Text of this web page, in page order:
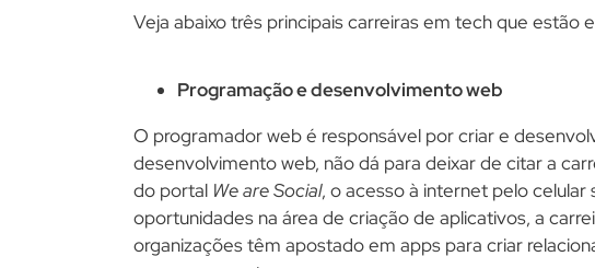
Veja abaixo três principais carreiras em tech que estão
Programação e desenvolvimento web
O programador web é responsável por criar e
desenvolvimento web, não dá para deixar de citar a
do portal We are Social, o acesso à internet pelo
oportunidades na área de criação de aplicativos, a
organizações têm apostado em apps para criar